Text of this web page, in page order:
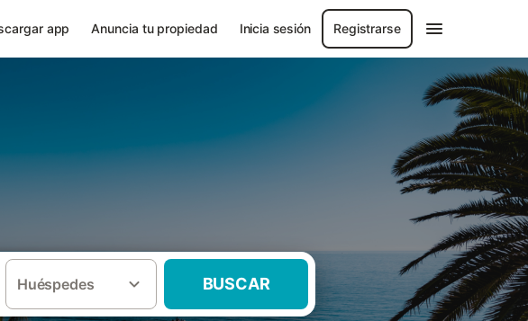
app Anuncia tu propiedad Inicia sesión Registrarse
Huéspedes BUSCAR